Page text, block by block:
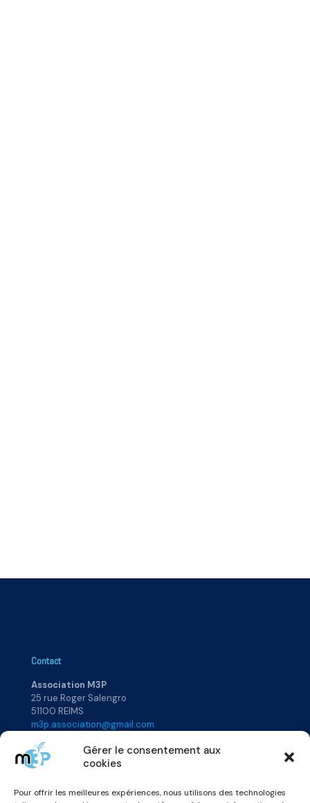
Gérer le consentement aux
cookies
Pour offrir les meilleures expériences, nous utilisons des technologies
Contact
Association M3P
25 rue Roger Salengro
51100 REIMS
m3p.association@gmail.com